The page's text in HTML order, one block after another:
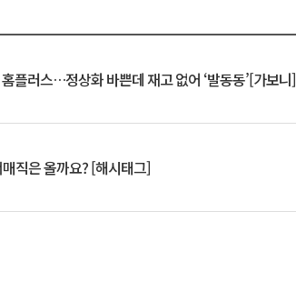
플러스…정상화 바쁜데 재고 없어 ‘발동동’[가보니]
직은 올까요? [해시태그]